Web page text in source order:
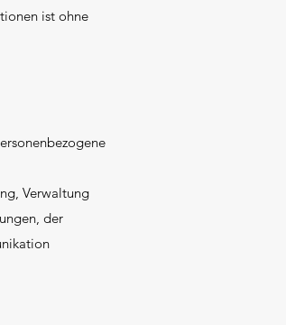
ist ohne
Verwaltung
der